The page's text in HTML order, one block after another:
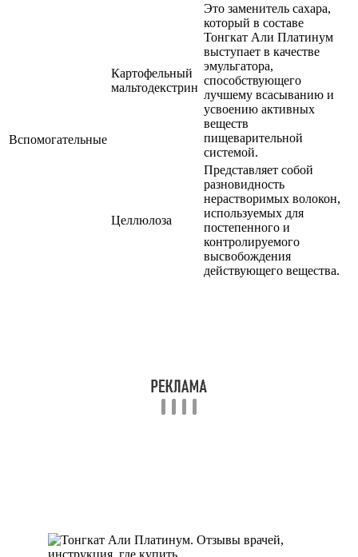
Вспомогательные
Картофельный
мальтодекстрин
Это заменитель сахара,
который в составе
Тонгкат Али Платинум
выступает в качестве
эмульгатора,
способствующего
лучшему всасыванию и
усвоению активных
веществ
пищеварительной
системой.
Целлюлоза
Представляет собой
разновидность
нерастворимых волокон,
используемых для
постепенного и
контролируемого
высвобождения
действующего вещества.